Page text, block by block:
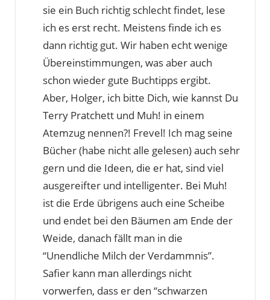
sie ein Buch richtig schlecht findet, lese
ich es erst recht. Meistens finde ich es
dann richtig gut. Wir haben echt wenige
Übereinstimmungen, was aber auch
schon wieder gute Buchtipps ergibt.
Aber, Holger, ich bitte Dich, wie kannst Du
Terry Pratchett und Muh! in einem
Atemzug nennen?! Frevel! Ich mag seine
Bücher (habe nicht alle gelesen) auch sehr
gern und die Ideen, die er hat, sind viel
ausgereifter und intelligenter. Bei Muh!
ist die Erde übrigens auch eine Scheibe
und endet bei den Bäumen am Ende der
Weide, danach fällt man in die
“Unendliche Milch der Verdammnis”.
Safier kann man allerdings nicht
vorwerfen, dass er den “schwarzen